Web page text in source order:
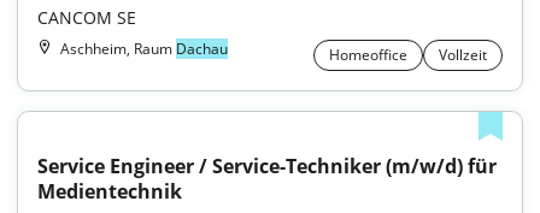
CANCOM SE
Aschheim, Raum Dachau Homeoffice Vollzeit
Service Engineer / Service-Techniker (m/w/d) für
Medientechnik